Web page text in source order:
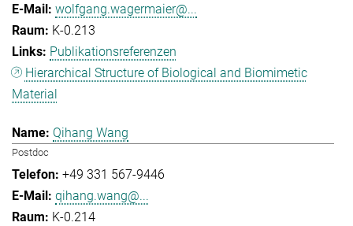
wolfgang.wagermaier@...
K-0.213
Publikationsreferenzen
Hierarchical Structure of Biological and Biomimetic
Material
Qihang Wang
Postdoc
+49 331 567-9446
qihang.wang@...
K-0.214